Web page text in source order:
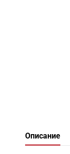
Описание